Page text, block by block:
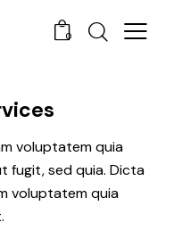
0
voluptatem quia
fugit, sed quia. Dicta
voluptatem quia